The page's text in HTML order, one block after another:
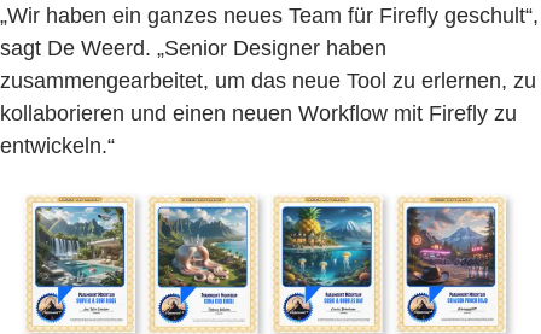
„Wir haben ein ganzes neues Team für Firefly geschult“,
sagt De Weerd. „Senior Designer haben
zusammengearbeitet, um das neue Tool zu erlernen, zu
kollaborieren und einen neuen Workflow mit Firefly zu
entwickeln.“